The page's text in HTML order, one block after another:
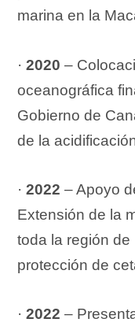
marina en la
·2020 –
oceanográfica
Gobierno de
de la
·2022 – Apoyo
Extensión de la
toda la región
protección de
·2022 –